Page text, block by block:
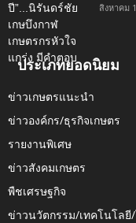
สิงหาคม
ประเภทยอดนิยม
ข่าวเกษตรแนะนำ
ข่าวองค์กร/ธุรกิจเกษตร
รายงานพิเศษ
ข่าวสังคมเกษตร
พืชเศรษฐกิจ
ข่าวนวัตกรรม/เทคโนโลยี